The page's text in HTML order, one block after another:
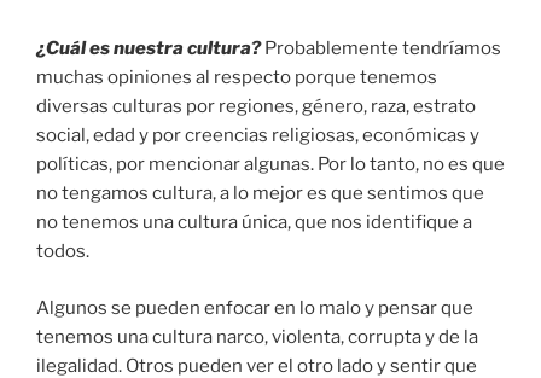
¿Cuál es nuestra cultura?Probablemente tendríamos
muchas opiniones al respecto porque tenemos
diversas culturas por regiones, género, raza, estrato
social, edad y por creencias religiosas, económicas y
políticas, por mencionar algunas. Por lo tanto, no es que
no tengamos cultura, a lo mejor es que sentimos que
no tenemos una cultura única, que nos identifique a
todos.
Algunos se pueden enfocar en lo malo y pensar que
tenemos una cultura narco, violenta, corrupta y de la
ilegalidad. Otros pueden ver el otro lado y sentir que